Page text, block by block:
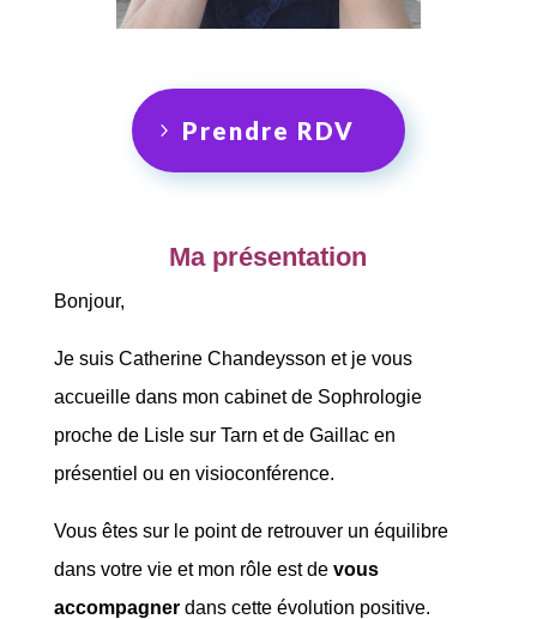
Prendre RDV
Ma présentation
Bonjour,
Je suis Catherine Chandeysson et je vous
accueille dans mon cabinet de Sophrologie
proche de Lisle sur Tarn et de Gaillac en
présentiel ou en visioconférence.
Vous êtes sur le point de retrouver un équilibre
dans votre vie et mon rôle est devous
accompagnerdans cette évolution positive.